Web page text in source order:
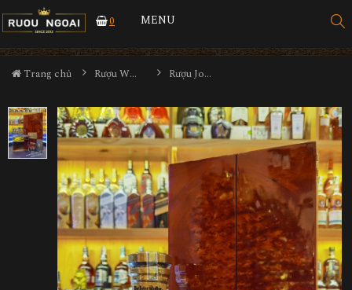
0 MENU
Trang chủ Rượu Whisky Rượu Johnnie Walker The John Walker